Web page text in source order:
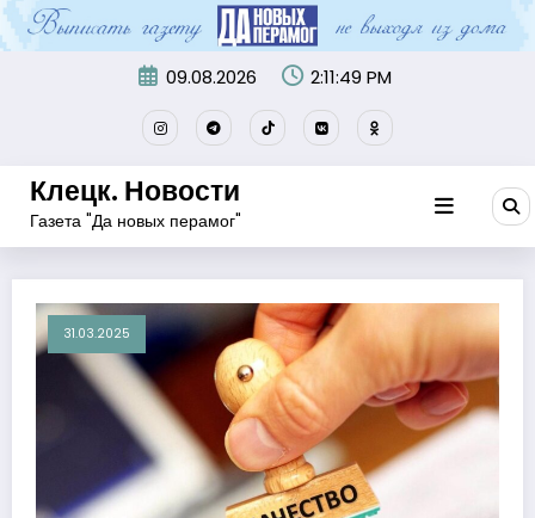
Перейти
к
содержимому
09.08.2026 2:11:50 PM
Клецк. Новости
Газета "Да новых перамог"
31.03.2025